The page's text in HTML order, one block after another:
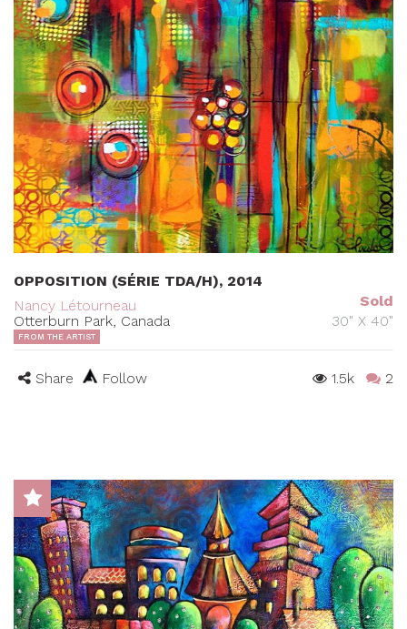
OPPOSITION (SÉRIE TDA/H), 2014
Nancy Létourneau
Otterburn Park, Canada
Sold
30" X 40"
FROM THE ARTIST
Share Follow 1.5k 2